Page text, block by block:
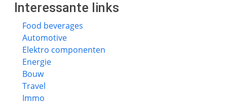
Interessante links
Food beverages
Automotive
Elektro componenten
Energie
Bouw
Travel
Immo